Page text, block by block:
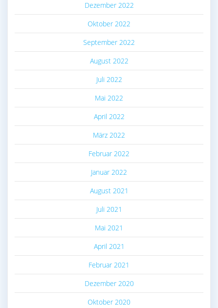
Dezember 2022
Oktober 2022
September 2022
August 2022
Juli 2022
Mai 2022
April 2022
März 2022
Februar 2022
Januar 2022
August 2021
Juli 2021
Mai 2021
April 2021
Februar 2021
Dezember 2020
Oktober 2020